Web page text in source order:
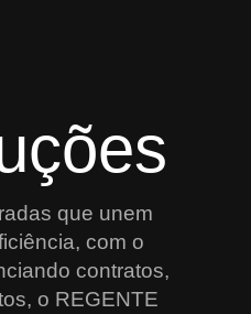
que unem
com o
contratos,
o REGENTE